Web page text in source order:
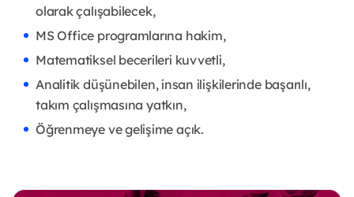
olarak çalışabilecek,
MS Office programlarına hakim,
Matematiksel becerileri kuvvetli,
Analitik düşünebilen, insan ilişkilerinde başarılı,
takım çalışmasına yatkın,
Öğrenmeye ve gelişime açık.